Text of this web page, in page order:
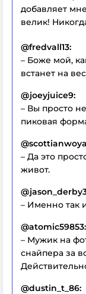
добавляет
велик!
@fredvall13:
– Боже мой,
встанет на
@joeyjuice9:
– Вы просто
пиковая
– Да это
живот.
– Именно так
@atomic59853:
– Мужик на
снайпера за
@dustin_t_86: